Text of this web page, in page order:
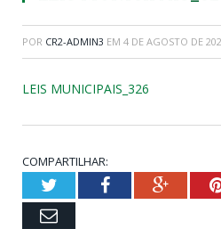
POR CR2-ADMIN3 EM 4 DE AGOSTO DE
LEIS MUNICIPAIS_326
COMPARTILHAR:
TwitterFacebook
Email